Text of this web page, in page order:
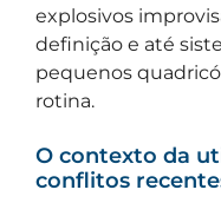
explosivos
definição e até
pequenos
rotina.
O contexto da
conflitos